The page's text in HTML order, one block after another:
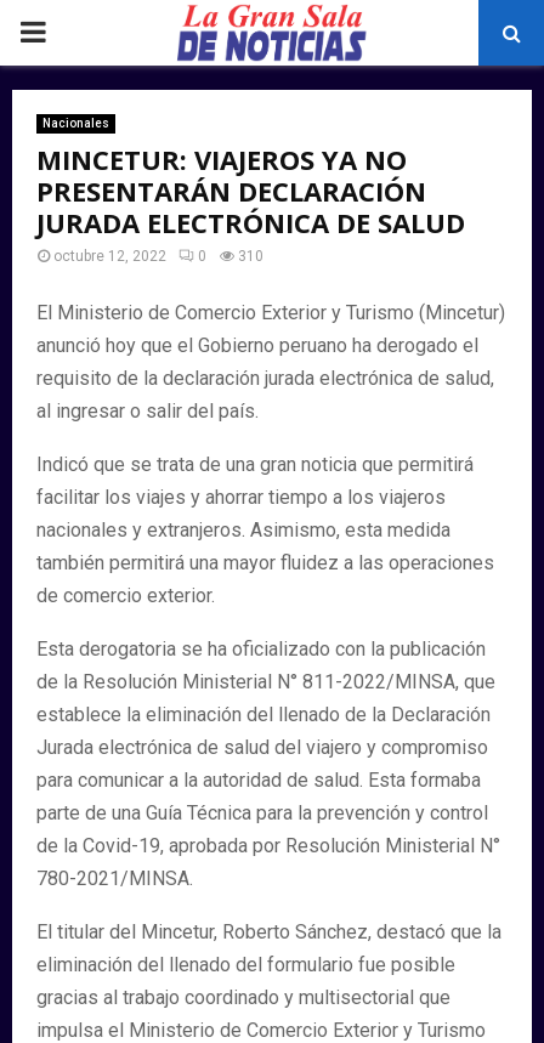
PRIMARY
MENU
Nacionales
MINCETUR: VIAJEROS YA NO
PRESENTARÁN DECLARACIÓN
JURADA ELECTRÓNICA DE SALUD
octubre 12, 2022 0 310
El Ministerio de Comercio Exterior y Turismo (Mincetur)
anunció hoy que el Gobierno peruano ha derogado el
requisito de la declaración jurada electrónica de salud,
al ingresar o salir del país.
Indicó que se trata de una gran noticia que permitirá
facilitar los viajes y ahorrar tiempo a los viajeros
nacionales y extranjeros. Asimismo, esta medida
también permitirá una mayor fluidez a las operaciones
de comercio exterior.
Esta derogatoria se ha oficializado con la publicación
de la Resolución Ministerial N° 811-2022/MINSA, que
establece la eliminación del llenado de la Declaración
Jurada electrónica de salud del viajero y compromiso
para comunicar a la autoridad de salud. Esta formaba
parte de una Guía Técnica para la prevención y control
de la Covid-19, aprobada por Resolución Ministerial N°
780-2021/MINSA.
El titular del Mincetur, Roberto Sánchez, destacó que la
eliminación del llenado del formulario fue posible
gracias al trabajo coordinado y multisectorial que
impulsa el Ministerio de Comercio Exterior y Turismo